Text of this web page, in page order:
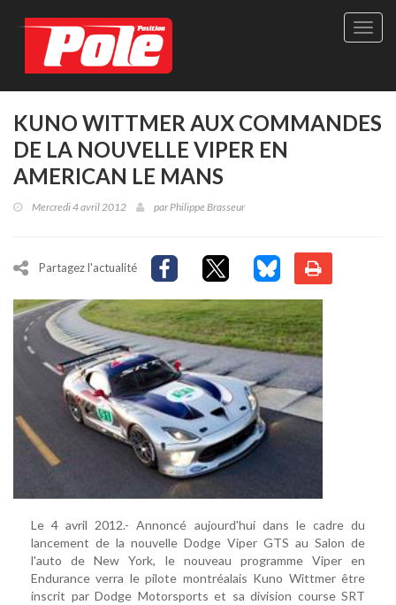
Site
-
KUNO WITTMER AUX COMMANDES
DE LA NOUVELLE VIPER EN
AMERICAN LE MANS
Mercredi 4 avril 2012 parPhilippe Brasseur
Partagez l'actualité
Le 4 avril 2012.- Annoncé aujourd'hui dans le cadre du
lancement de la nouvelle Dodge Viper GTS au Salon de
l'auto de New York, le nouveau programme Viper en
Endurance verra le pilote montréalais Kuno Wittmer être
inscrit par Dodge Motorsports et sa division course SRT